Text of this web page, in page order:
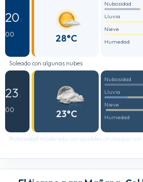
20 :
00
28°C
Nubosidad
Lluvia
Nieve
Humedad
Soleado con algunas nubes
23 :
00
23°C
Nubosidad
Lluvia
Nieve
Humedad
Nubosidad moderada con posibles chubascos